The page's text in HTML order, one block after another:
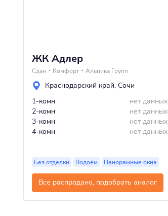
ЖК Адлер
Сдан Комфорт Альпика Групп
Краснодарский край, Сочи
1-комн
нет данных
2-комн
нет данных
3-комн
нет данных
4-комн
нет данных
Без отделки Водоем Панорамные окна
Все распродано, подобрать аналог